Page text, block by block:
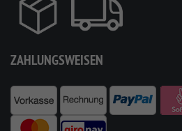
ZAHLUNGSWEISEN